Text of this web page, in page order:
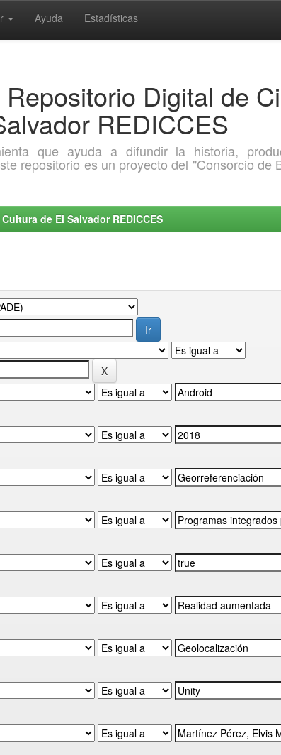
Ayuda Estadísticas
Digital de
REDICCES
que ayuda a difundir la historia,
repositorio es un proyecto del "Consorcio de
de El Salvador REDICCES